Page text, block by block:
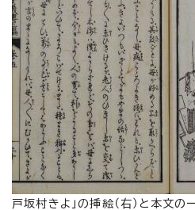
戸坂村きよ」の挿絵（右）と本文の一